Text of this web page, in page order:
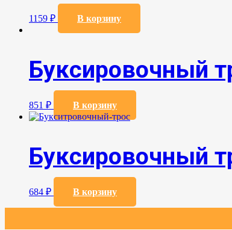
1159 ₽ В корзину
Буксировочный
851 ₽ В корзину
Буксировочный
684 ₽ В корзину